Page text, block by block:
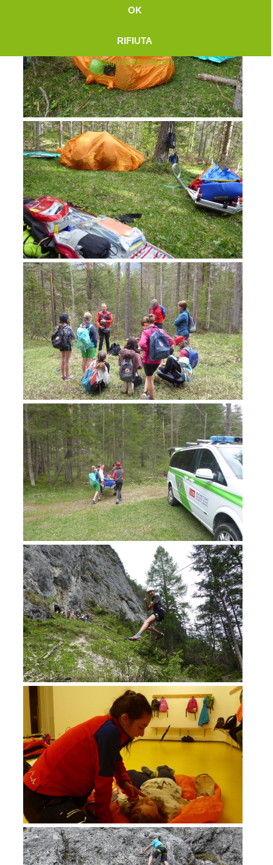
Attuali
Rapporti annuali
DIVENTARE VOLONTARI
Appartenenza
OK
RIFIUTA
Maggiori informazioni